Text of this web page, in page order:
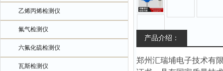
乙烯丙烯检测仪
氟气检测仪
六氟化硫检测仪
瓦斯检测仪
产品介绍：
郑州汇瑞埔电子技术有